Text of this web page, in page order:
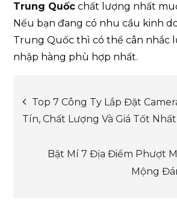
Trung Quốc chất lượng nhất
Nếu bạn đang có nhu cầu kinh
Trung Quốc thì có thể cân nhắc
nhập hàng phù hợp nhất.
Post
navigation
Top 7 Công Ty Lắp Đặt
Tín, Chất Lượng Và Giá Tốt
Bật Mí 7 Địa Điểm Phượt
Mộng